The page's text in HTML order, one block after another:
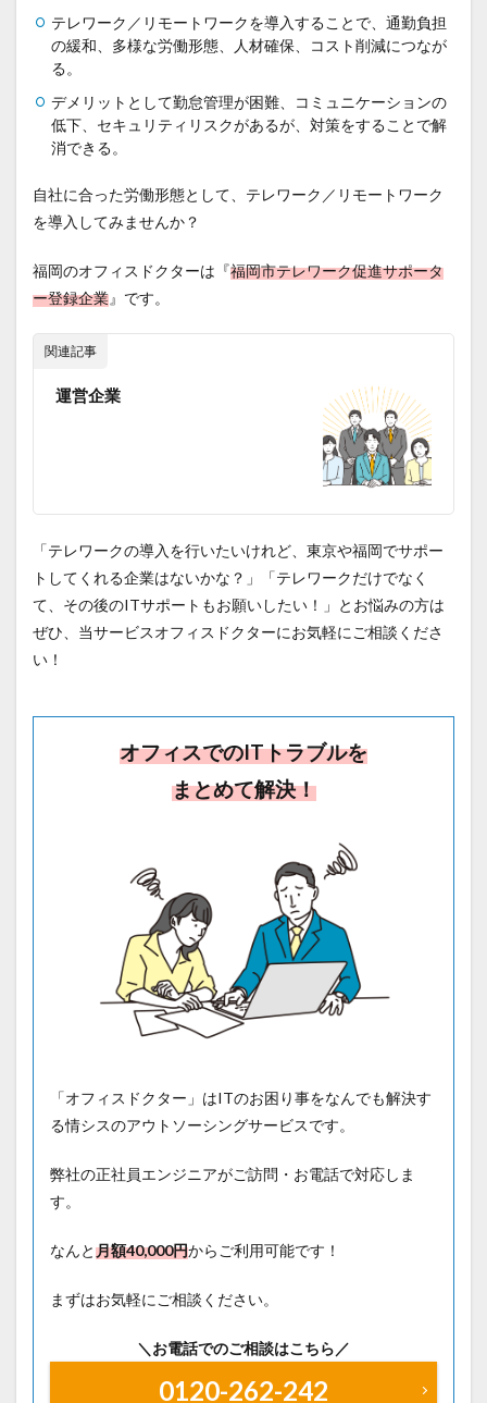
テレワーク／リモートワークを導入することで、通勤負担
の緩和、多様な労働形態、人材確保、コスト削減につなが
る。
デメリットとして勤怠管理が困難、コミュニケーションの
低下、セキュリティリスクがあるが、対策をすることで解
消できる。
自社に合った労働形態として、テレワーク／リモートワーク
を導入してみませんか？
福岡のオフィスドクターは『福岡市テレワーク促進サポータ
ー登録企業』です。
関連記事
運営企業
「テレワークの導入を行いたいけれど、東京や福岡でサポー
トしてくれる企業はないかな？」「テレワークだけでなく
て、その後のITサポートもお願いしたい！」とお悩みの方は
ぜひ、当サービスオフィスドクターにお気軽にご相談くださ
い！
オフィスでのITトラブルを
まとめて解決！
「オフィスドクター」はITのお困り事をなんでも解決す
る情シスのアウトソーシングサービスです。
弊社の正社員エンジニアがご訪問・お電話で対応しま
す。
なんと月額40,000円からご利用可能です！
まずはお気軽にご相談ください。
＼お電話でのご相談はこちら／
0120-262-242